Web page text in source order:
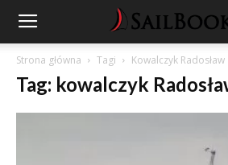
Strona główna Tagi Kowalczyk Radosław
Tag: kowalczyk